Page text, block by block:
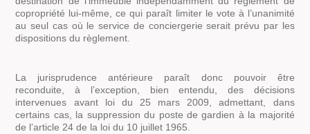
copropriété lui-même, ce qui paraît limiter le vote à l’unanimité
au seul cas où le service de conciergerie serait prévu par les
dispositions du règlement.
La jurisprudence antérieure paraît donc pouvoir être
reconduite, à l’exception, bien entendu, des décisions
intervenues avant loi du 25 mars 2009, admettant, dans
certains cas, la suppression du poste de gardien à la majorité
de l’article 24 de la loi du 10 juillet 1965.